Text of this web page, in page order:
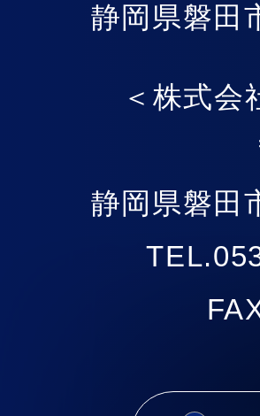
静岡県磐田
＜株式
静岡県磐田